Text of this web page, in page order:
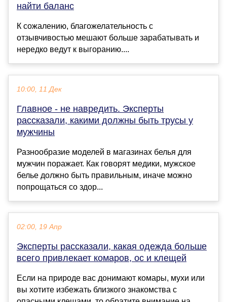
найти баланс
К сожалению, благожелательность с
отзывчивостью мешают больше зарабатывать и
нередко ведут к выгоранию....
10:00, 11 Дек
Главное - не навредить. Эксперты
рассказали, какими должны быть трусы у
мужчины
Разнообразие моделей в магазинах белья для
мужчин поражает. Как говорят медики, мужское
белье должно быть правильным, иначе можно
попрощаться со здор...
02:00, 19 Апр
Эксперты рассказали, какая одежда больше
всего привлекает комаров, ос и клещей
Если на природе вас донимают комары, мухи или
вы хотите избежать близкого знакомства с